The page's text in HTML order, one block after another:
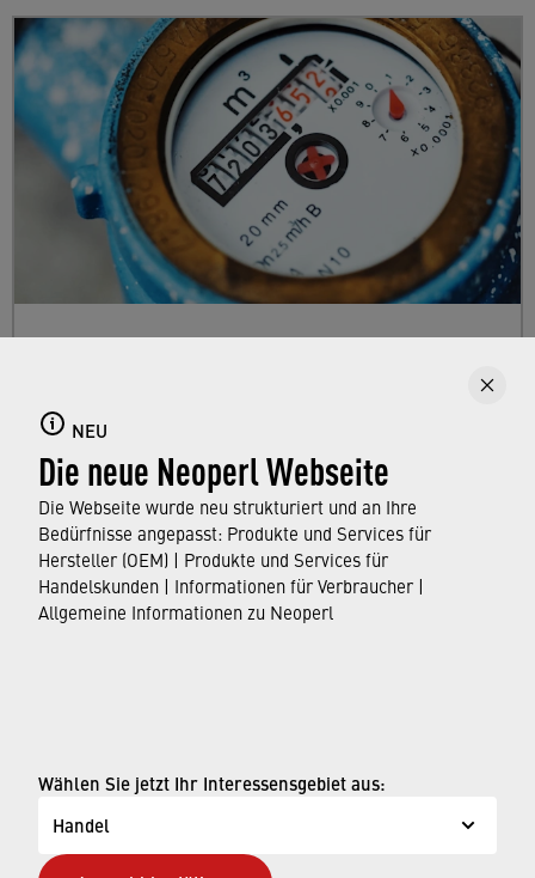
NEU
Die neue Neoperl Webseite
Die Webseite wurde neu strukturiert und an Ihre
Bedürfnisse angepasst: Produkte und Services für
Hersteller (OEM) | Produkte und Services für
Handelskunden | Informationen für Verbraucher |
Allgemeine Informationen zu Neoperl
Wählen Sie jetzt Ihr Interessensgebiet aus:
Handel
Eigene Ersparnis berechnen!
effizient, wie sie es sein könnten. Welchen
Unterschied Wassersparer von Neoperl bei
Ihnen zuhause machen können, lässt sich
blitzschnell und individuell berechnen.
ERFAHREN SIE MEHR
Impressum
Datenschutzseite